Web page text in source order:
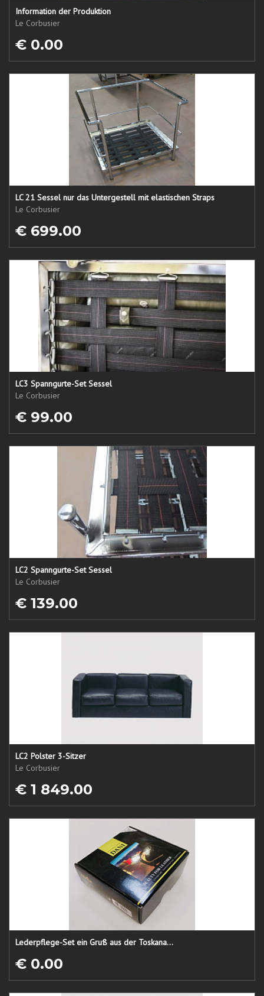
Information der Produktion
Le Corbusier
€ 0.00
LC 21 Sessel nur das Untergestell mit elastischen Straps
Le Corbusier
€ 699.00
LC3 Spanngurte-Set Sessel
Le Corbusier
€ 99.00
LC2 Spanngurte-Set Sessel
Le Corbusier
€ 139.00
LC2 Polster 3-Sitzer
Le Corbusier
€ 1 849.00
Lederpflege-Set ein Gruß aus der Toskana...
€ 0.00